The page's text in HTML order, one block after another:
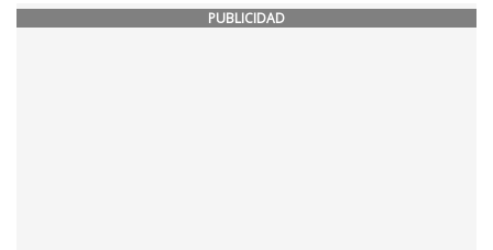
PUBLICIDAD